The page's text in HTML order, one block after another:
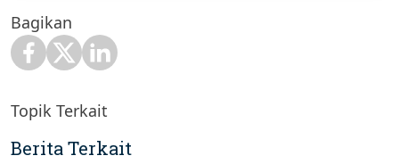
Bagikan
Topik Terkait
Berita Terkait